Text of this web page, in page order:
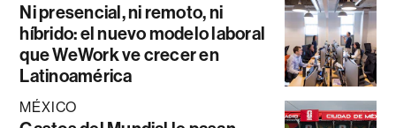
Ni presencial, ni remoto, ni
híbrido: el nuevo modelo laboral
que WeWork ve crecer en
Latinoamérica
MÉXICO